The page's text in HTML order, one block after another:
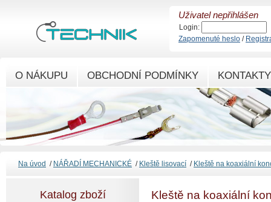
Kleště na koaxiální
Katalog zboží
Na úvod / NÁŘADÍ MECHANICKÉ / Kleště lisovací / Kleště na koaxiální
O NÁKUPU OBCHODNÍ PODMÍNKY KONTAKTY
Uživatel nepřihlášen
Login:
Zapomenuté heslo /